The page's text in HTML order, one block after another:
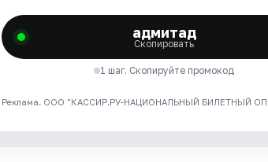
адмитад
Скопировать
1 шаг. Скопируйте промокод
Реклама. ООО "КАССИР.РУ-НАЦИОНАЛЬНЫЙ БИЛЕТНЫЙ